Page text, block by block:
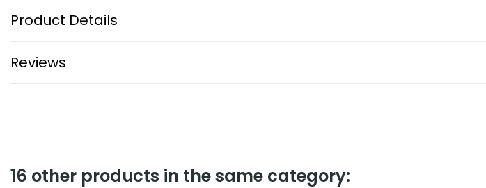
Product Details
Reviews
16 other products in the same category: